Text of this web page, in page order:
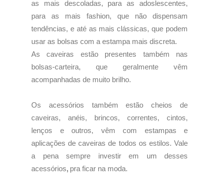
as mais descoladas, para as adoslescentes,
para as mais fashion, que não dispensam
tendências, e até as mais clássicas, que podem
usar as bolsas com a estampa mais discreta.
As caveiras estão presentes também nas
bolsas-carteira, que geralmente vêm
acompanhadas de muito brilho.
Os acessórios também estão cheios de
caveiras, anéis, brincos, correntes, cintos,
lenços e outros, vêm com estampas e
aplicações de caveiras de todos os estilos. Vale
a pena sempre investir em um desses
acessórios, pra ficar na moda.